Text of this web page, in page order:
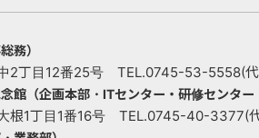
務）
2丁目12番25号 TEL.0745-53-5558(
館（企画本部・ITセンター・研修センター
根1丁目1番16号 TEL.0745-40-3377(